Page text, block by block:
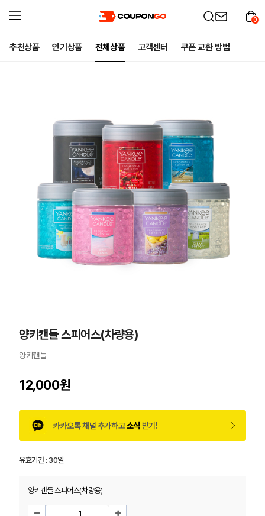
추천상품 인기상품 전체상품 고객센터 쿠폰 교환 방법
0
양키캔들 스피어스(차량용)
양키캔들
12,000원
카카오톡 채널 추가하고소식 받기!
유효기간 :30일
양키캔들 스피어스(차량용)